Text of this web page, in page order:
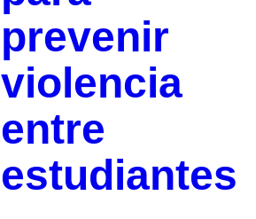
prevenir
violencia
entre
estudiantes